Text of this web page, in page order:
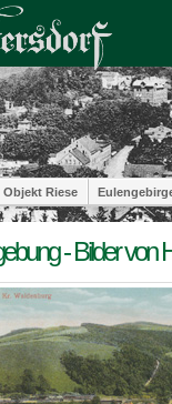
Objekt Riese
- Bilder von